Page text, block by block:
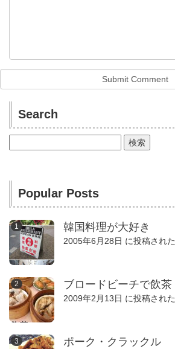
Search
索:
Popular Posts
韓国料理が大好き
2005年6月28日 に投稿された
ブロードビーチで飲茶
2009年2月13日 に投稿された
ポーク・クラックル